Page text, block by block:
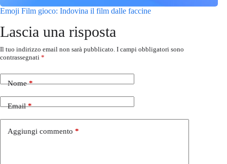
Emoji Film gioco: Indovina il film dalle faccine
Lascia una risposta
Il tuo indirizzo email non sarà pubblicato. I campi obbligatori sono
contrassegnati *
Nome*
Email*
Aggiungi commento *